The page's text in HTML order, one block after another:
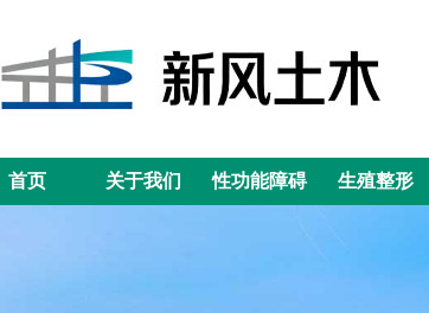
首页 关于我们 性功能障碍 生殖整形